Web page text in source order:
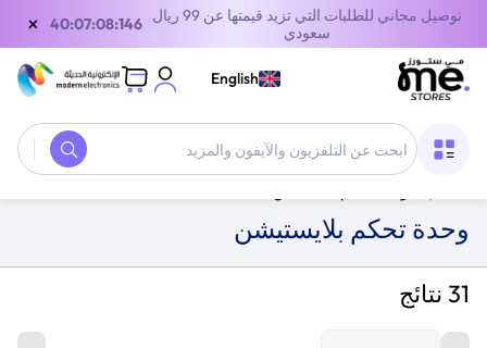
توصيل مجاني للطلبات التي تزيد قيمتها عن 99 ريال
سعودي
39:07:08:146
×
English
الصفحة الرئيسية / معدات الألعاب / ملحقات الالعاب / وحدات
وحدة تحكم بلايستيشن
31 نتائج